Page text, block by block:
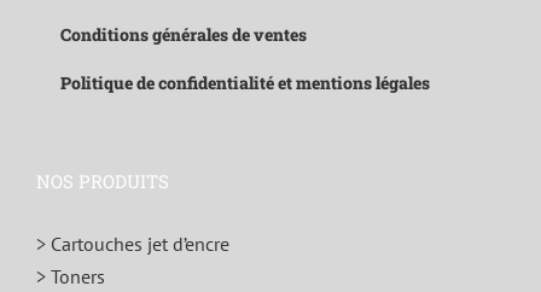
Conditions générales de ventes
Politique de confidentialité et mentions légales
NOS PRODUITS
> Cartouches jet d’encre
> Toners